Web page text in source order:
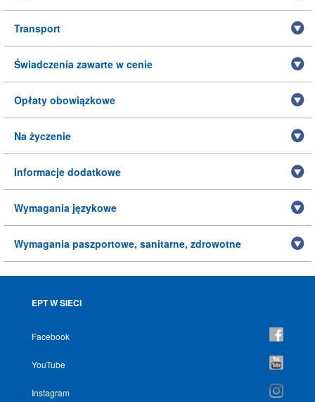
Transport
Świadczenia zawarte w cenie
Opłaty obowiązkowe
Na życzenie
Informacje dodatkowe
Wymagania językowe
Wymagania paszportowe, sanitarne, zdrowotne
EPT W SIECI
Facebook
YouTube
Instagram